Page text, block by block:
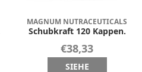
MAGNUM NUTRACEUTICALS
Schubkraft 120 Kappen.
€38,33
SIEHE